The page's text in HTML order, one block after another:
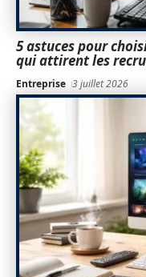
5 astuces pour
qui attirent les
Entreprise 3 juillet 2026